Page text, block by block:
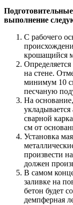
выполнение
С рабочего
крошащийся
на стене.
минимум 10
песчаную
На
сварной
см от
Установка
произвести
должен
В самом
заливке на
бетон будет
демпферная